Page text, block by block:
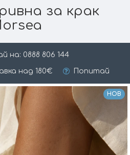
за крак
на: 0888 806 144
над 180€ Попитай
НОВ